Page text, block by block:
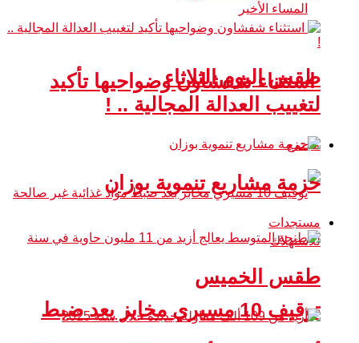
طقس اليوم الثلاثاء
مجتمع
توقيف 10 مسيري مخابز بعد ضبط
استثناء شفشاون وضواحيها تأكيد
لتغييب العدالة المجالية .. !
حزمة مشاريع تنموية بوزان
مستجدات
طقس الخميس